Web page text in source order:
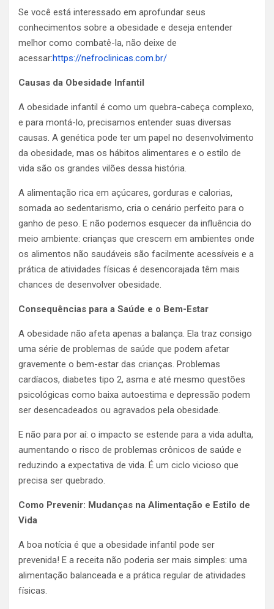
Se você está interessado em aprofundar seus
conhecimentos sobre a obesidade e deseja entender
melhor como combatê-la, não deixe de
acessar:https://nefroclinicas.com.br/
Causas da Obesidade Infantil
A obesidade infantil é como um quebra-cabeça complexo,
e para montá-lo, precisamos entender suas diversas
causas. A genética pode ter um papel no desenvolvimento
da obesidade, mas os hábitos alimentares e o estilo de
vida são os grandes vilões dessa história.
A alimentação rica em açúcares, gorduras e calorias,
somada ao sedentarismo, cria o cenário perfeito para o
ganho de peso. E não podemos esquecer da influência do
meio ambiente: crianças que crescem em ambientes onde
os alimentos não saudáveis são facilmente acessíveis e a
prática de atividades físicas é desencorajada têm mais
chances de desenvolver obesidade.
Consequências para a Saúde e o Bem-Estar
A obesidade não afeta apenas a balança. Ela traz consigo
uma série de problemas de saúde que podem afetar
gravemente o bem-estar das crianças. Problemas
cardíacos, diabetes tipo 2, asma e até mesmo questões
psicológicas como baixa autoestima e depressão podem
ser desencadeados ou agravados pela obesidade.
E não para por aí: o impacto se estende para a vida adulta,
aumentando o risco de problemas crônicos de saúde e
reduzindo a expectativa de vida. É um ciclo vicioso que
precisa ser quebrado.
Como Prevenir: Mudanças na Alimentação e Estilo de
Vida
A boa notícia é que a obesidade infantil pode ser
prevenida! E a receita não poderia ser mais simples: uma
alimentação balanceada e a prática regular de atividades
físicas.